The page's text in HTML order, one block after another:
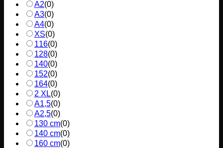
A2(0)
A3(0)
A4(0)
XS(0)
116(0)
128(0)
140(0)
152(0)
164(0)
2 XL(0)
A1,5(0)
A2,5(0)
130 cm(0)
140 cm(0)
160 cm(0)